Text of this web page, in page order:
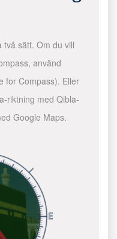
två sätt. Om du vill
använd
for Compass). Eller
riktning med Qibla-
Google Maps.